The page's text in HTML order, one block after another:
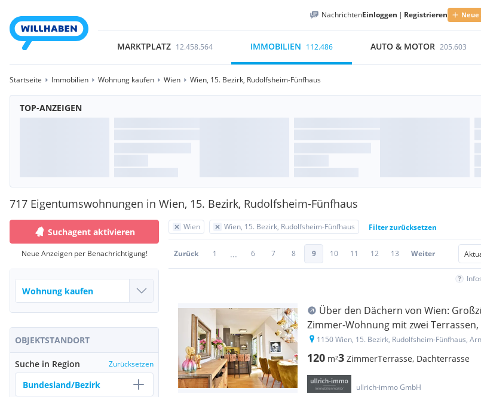
NachrichtenEinloggen | Registrieren Neue
MARKTPLATZ 12.458.564 IMMOBILIEN 112.486 AUTO & MOTOR 205.603
Startseite Immobilien Wohnung kaufen Wien Wien, 15. Bezirk, Rudolfsheim-Fünfhaus
TOP-ANZEIGEN
717 Eigentumswohnungen in Wien, 15. Bezirk, Rudolfsheim-Fünfhaus
Suchagent aktivieren
Neue Anzeigen per Benachrichtigung!
OBJEKTSTANDORT
Suche in Region Zurücksetzen
Bundesland/Bezirk
Wien Wien, 15. Bezirk, Rudolfsheim-Fünfhaus Filter zurücksetzen
Zurück 1 ... 6 7 8 9 10 11 12 13 Weiter
Über den Dächern von Wien:
Zimmer-Wohnung mit zwei
Klimaanlage
1150 Wien, 15. Bezirk, Rudolfsheim-Fünfhaus,
120 m²3 ZimmerTerrasse, Dachterrasse
ullrich-immo GmbH